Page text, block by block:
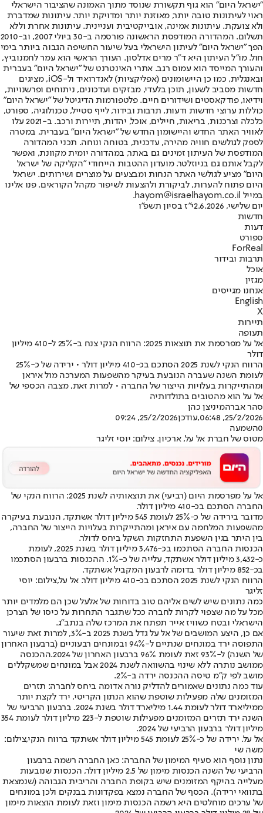
"ישראל היום" הוא גוף תקשורת שנוסד מתוך האמונה שהציבור הישראלי
ראוי לעיתונות טובה יותר, מאוזנת יותר ומדויקת יותר. עיתונות שמדברת
ולא צועקת. עיתונות אמינה, אובייקטיבית ועניינית. עיתונות אחרת וללא
תשלום. המהדורה המודפסת הראשונה פורסמה ב-30 ביולי 2007, וב-2010
הפך "ישראל היום" לעיתון הישראלי בעל שיעור החשיפה הגבוה ביותר בימי
חול. מו"ל העיתון היא ד"ר מרים אדלסון. העורך הראשי הוא עמר לחמנוביץ,
והעורך המייסד הוא עמוס רגב. אתרי האינטרנט של "ישראל היום" בעברית
ובאנגלית, כמו כן היישומונים (אפליקציות) לאנדרואיד ול-iOS, מציגים
חדשות מסביב לשעון, תוכן בלעדי, מבזקים ועדכונים, ניתוחים ופרשנויות,
וידיאו, פודקאסטים ושידורים חיים. פלטפורמות הדיגיטל של "ישראל היום"
כוללות ערוצי חדשות ודעות, תרבות ובידור, לייף סטייל, טכנולוגיה, ספורט,
כלכלה וצרכנות, בריאות, חיילים, אוכל, יהדות, תיירות ורכב. ב-2021 עלו
לאוויר האתר החדש והיישומון החדש של "ישראל היום" בעברית, במטרה
לספק לגולשים חוויה מהירה, עדכנית, בטוחה ונוחה. תכני המהדורה
המודפסת של העיתון זמינים גם באתר, במהדורה יומית מקוונת, ואפשר
לקבל אותם גם בניוזלטר. מועדון ההטבות הייחודי "הקליקה של ישראל
היום" מציע לגולשי האתר הנחות ומבצעים על מוצרים ושירותים. ישראל
היום פתוח להערות, לביקורת ולהצעות לשיפור מקהל הקוראים. פנו אלינו
במייל hayom@israelhayom.co.il.
יום שלישי, 2.6.2026
י"ז בסיון תשפ"ו
חדשות
דעות
ספורט
ForReal
תרבות ובידור
אוכל
מגזין
אנחנו מגייסים
English
X
תיירות
תעופה
אל על מפרסמת את תוצאות 2025: הרווח הנקי צנח ב-25% ל-410 מיליון
דולר
הרווח הנקי לשנת 2025 הסתכם בכ-410 מיליון דולר • ירידה של כ-25%
לעומת השנה שעברה הנובעת בעיקר מהשפעות המערכה מול איראן
ומהתייקרות בעלויות הייצור של החברה • למרות זאת, מצבה הכספי של
אל על הוא מהטובים בתולדותיה
סהר אברהמיניצן כהן
25/2/2026, 06:48
,עודכן25/2/2026, 09:24
0השמעה
מטוס של חברת אל על, ארכיון. צילום: יוסי זליגר
אל על מפרסמת היום (רביעי) את תוצאותיה לשנת 2025: הרווח הנקי של
החברה הסתכם בכ-410 מיליון דולר.
מדובר בירידה של כ-25% לעומת 545 מיליון דולר אשתקד, הנובעת בעיקרה
מהשפעות המלחמה עם איראן ומהתייקרות בעלויות הייצור של החברה,
בין היתר בגין השפעת התחזקות השקל ביחס לדולר.
הכנסות החברה הסתכמו בכ-3,476 מיליון דולר בשנת 2025, לעומת
כ-3,432 מיליון דולר אשתקד, עלייה של כ-1%. ההכנסות ברבעון הסתכמו
בכ-852 מיליון דולר בדומה לרבעון המקביל אשתקד.
הרווח הנקי לשנת 2025 הסתכם בכ-410 מיליון דולר. אל על,צילום: יוסי
זליגר
כמה נתונים שיש לשים אליהם טוב בדוחות של אלעל שכן הם מלמדים יותר
מכל על מה שצפוי לקרות לחברה ככל שתגבר התחרות על כיסו של הצרכן
הישראלי ובטח כשוויז אייר תפתח את המרכז שלה בנתב״ג.
אם כן, היצע המושבים של אל על גדל בשנת 2025 ב-3%, למרות זאת שיעור
התפוסה ירד במונחים שנתיים ל-94% ובמונחים רבעוניים (ברבעון האחרון
של השנה) ל-93% זאת לעומת 96% ברבעון האחרון של 2024.
ההכנסה
ממושב נותרה ללא שינוי בהשוואה לשנת 2024 אבל במונחים שמשקללים
מושב לפי ק״מ טיסה ההכנסה ירדה ב-2%.
עוד כמה נתונים שאמורים להדליק נורה אדומה ביחס לחברה: תזרים
המזומנים שלה מפעילות שוטפת שהוא הנתון הקריטי, ירד לקצת יותר
ממיליארד דולר לעומת 1.44 מיליארד דולר בשנת 2024. ברבעון הרביעי של
השנה ירד תזרים המזומנים מפעילות שוטפת ל-223 מיליון דולר לעומת 354
מיליון דולר ברבעון הרביעי של 2024.
אל על. ירידה של כ-25% לעומת 545 מיליון דולר אשתקד ברווח הנקי,צילום:
משה שי
נתון נוסף הוא סעיף המימון של החברה: כאן החברה רשמה ברבעון
הרביעי של השנה הכנסות מימון של 2.5 מיליון דולר, הכנסות שנובעות
מעלייה בהיקף המזומנים שיש בקופת החברה והריבית הגבוהה (שנמצאת
בתוואי ירידה). הכסף של החברה נמצא בפקדונות בבנקים ולכן במונחים
של ערכים מוחלטים היא רשמה הכנסות מימון וזאת לעומת הוצאות מימון